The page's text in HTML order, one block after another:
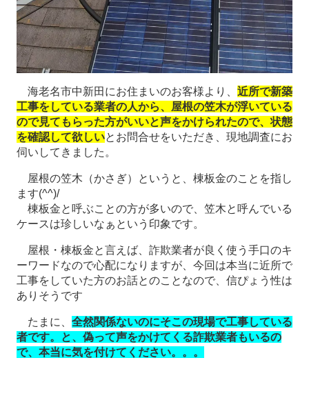
海老名市中新田にお住まいのお客様より、 近所で新築
工事をしている業者の人から、屋根の笠木が浮いている
ので見てもらった方がいいと声をかけられたので、状態
を確認して欲しいとお問合せをいただき、現地調査にお
伺いしてきました。
屋根の笠木（かさぎ）というと、棟板金のことを指し
ます(^^)/
棟板金と呼ぶことの方が多いので、笠木と呼んでいる
ケースは珍しいなぁという印象です。
屋根・棟板金と言えば、詐欺業者が良く使う手口のキ
ーワードなので心配になりますが、今回は本当に近所で
工事をしていた方のお話とのことなので、信ぴょう性は
ありそうです
たまに、 全然関係ないのにそこの現場で工事している
者です。と、偽って声をかけてくる詐欺業者もいるの
で、本当に気を付けてください。。。